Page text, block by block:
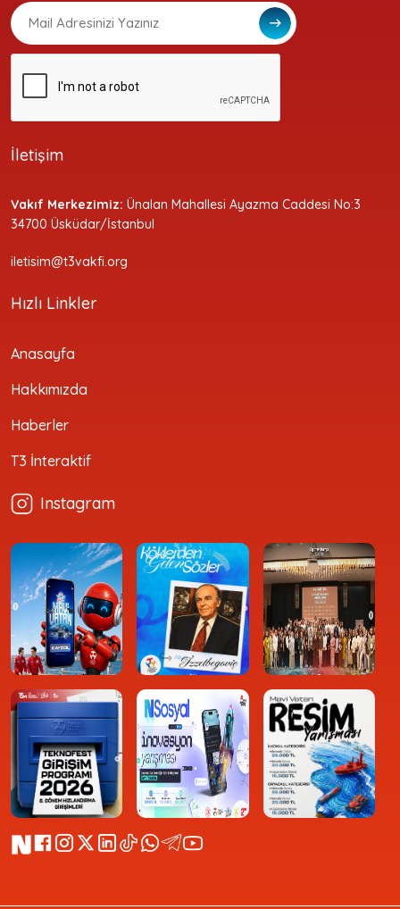
İletişim
Vakıf Merkezimiz: Ünalan Mahallesi Ayazma Caddesi No:3
34700 Üsküdar/İstanbul
iletisim@t3vakfi.org
Hızlı Linkler
Anasayfa
Hakkımızda
Haberler
T3 İnteraktif
Instagram